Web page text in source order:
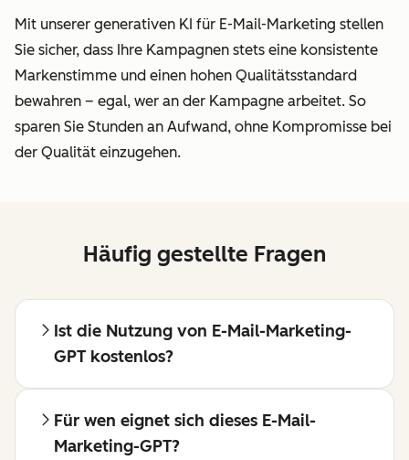
Mit unserer generativen KI für E-Mail-Marketing stellen
Sie sicher, dass Ihre Kampagnen stets eine konsistente
Markenstimme und einen hohen Qualitätsstandard
bewahren – egal, wer an der Kampagne arbeitet. So
sparen Sie Stunden an Aufwand, ohne Kompromisse bei
der Qualität einzugehen.
Häufig gestellte Fragen
Ist die Nutzung von E-Mail-Marketing-
GPT kostenlos?
Für wen eignet sich dieses E-Mail-
Marketing-GPT?